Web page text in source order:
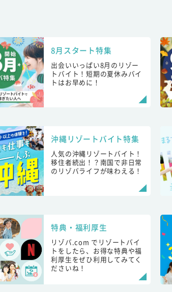
8月スタート特集
出会いいっぱい8月のリゾー
トバイト！短期の夏休みバイ
トはお早めに！
沖縄リゾートバイト特集
人気の沖縄リゾートバイト！
移住者続出！？南国で非日常
のリゾバライフが味わえる！
特典・福利厚生
リゾバ.com でリゾートバイ
トをしたら、お得な特典や福
利厚生をぜひ利用してみてく
ださいね！